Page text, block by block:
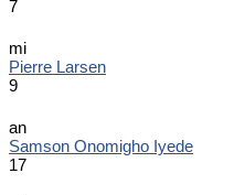
7
mi
Pierre Larsen
9
an
Samson Onomigho Iyede
17